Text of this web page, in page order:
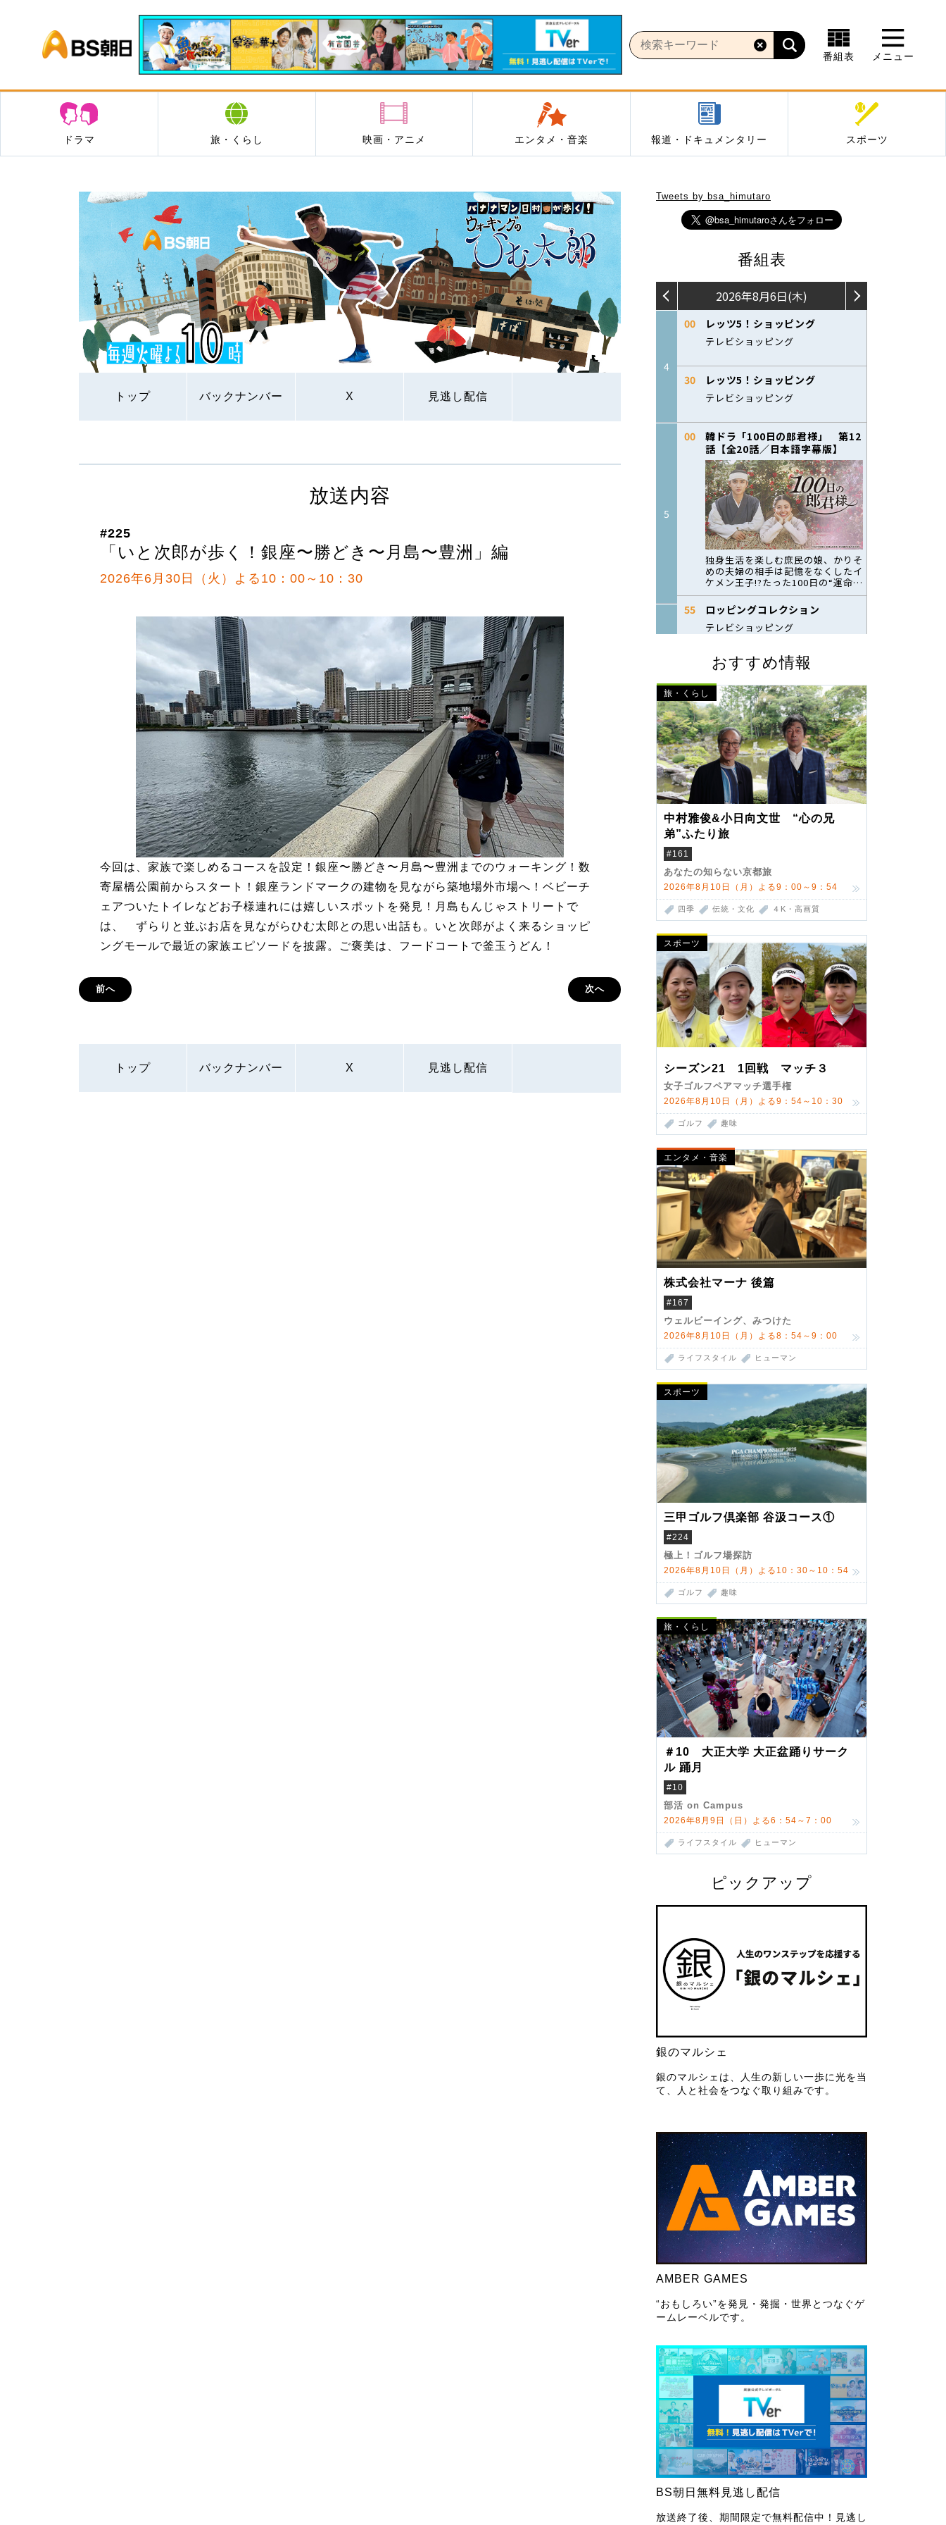
BS朝日
番組表 メニュー
ドラマ 旅・くらし 映画・アニメ エンタメ・音楽 報道・ドキュメンタリー スポーツ
トップ バックナンバー X 見逃し配信
Tweets by bsa_himutaro
番組表
おすすめ情報
旅・くらし
中村雅俊&小日向文世 “心の兄
弟”ふたり旅
#161
あなたの知らない京都旅
2026年8月10日（月）よる9：00～9：54
四季 伝統・文化 ４K・高画質
スポーツ
シーズン21 1回戦 マッチ３
女子ゴルフペアマッチ選手権
2026年8月10日（月）よる9：54～10：30
ゴルフ 趣味
エンタメ・音楽
株式会社マーナ 後篇
#167
ウェルビーイング、みつけた
2026年8月10日（月）よる8：54～9：00
ライフスタイル ヒューマン
スポーツ
三甲ゴルフ倶楽部 谷汲コース①
#224
極上！ゴルフ場探訪
2026年8月10日（月）よる10：30～10：54
ゴルフ 趣味
旅・くらし
＃10 大正大学 大正盆踊りサーク
ル 踊月
#10
部活 on Campus
2026年8月9日（日）よる6：54～7：00
ライフスタイル ヒューマン
ピックアップ
銀のマルシェ
銀のマルシェは、人生の新しい一歩に光を当
て、人と社会をつなぐ取り組みです。
AMBER GAMES
“おもしろい”を発見・発掘・世界とつなぐゲ
ームレーベルです。
BS朝日無料見逃し配信
放送終了後、期間限定で無料配信中！見逃し
放送内容
#225
「いと次郎が歩く！銀座〜勝どき〜月島〜豊洲」編
2026年6月30日（火）よる10：00～10：30
今回は、家族で楽しめるコースを設定！銀座〜勝どき〜月島〜豊洲までのウォーキング！数
寄屋橋公園前からスタート！銀座ランドマークの建物を見ながら築地場外市場へ！ベビーチ
ェアついたトイレなどお子様連れには嬉しいスポットを発見！月島もんじゃストリートで
は、 ずらりと並ぶお店を見ながらひむ太郎との思い出話も。いと次郎がよく来るショッピ
ングモールで最近の家族エピソードを披露。ご褒美は、フードコートで釜玉うどん！
前へ 次へ
トップ バックナンバー X 見逃し配信